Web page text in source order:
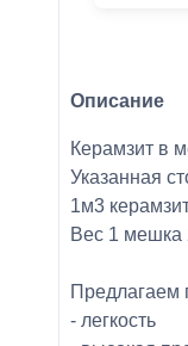
Описание
Керамзит в
Указанная
1м3
Вес 1 мешка
Предлагаем
- легкость